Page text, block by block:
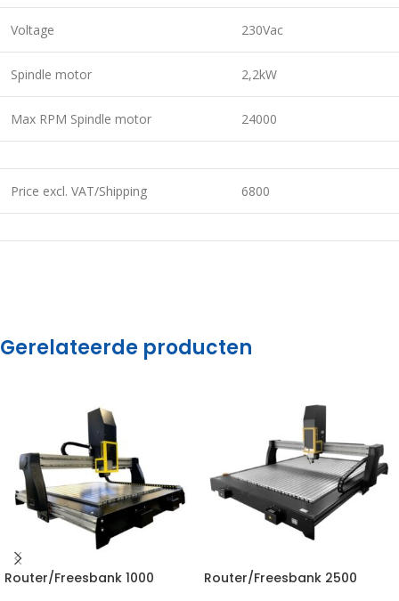
Voltage 230Vac
Spindle motor 2,2kW
Max RPM Spindle motor 24000
Price excl. VAT/Shipping 6800
Gerelateerde producten
Router/Freesbank 1000 Router/Freesbank 2500